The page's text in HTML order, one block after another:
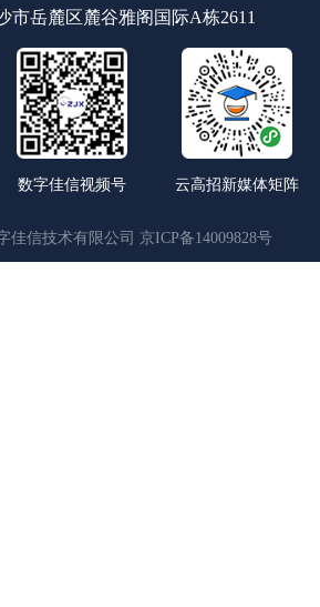
市岳麓区麓谷雅阁国际A栋2611
佳信技术有限公司 京ICP备14009828号
数字佳信视频号 云高招新媒体矩阵